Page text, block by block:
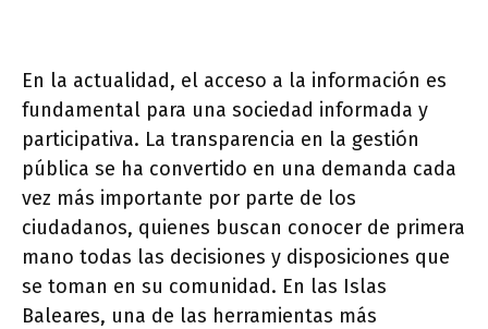
En la actualidad, el acceso a la información es
fundamental para una sociedad informada y
participativa. La transparencia en la gestión
pública se ha convertido en una demanda cada
vez más importante por parte de los
ciudadanos, quienes buscan conocer de primera
mano todas las decisiones y disposiciones que
se toman en su comunidad. En las Islas
Baleares, una de las herramientas más